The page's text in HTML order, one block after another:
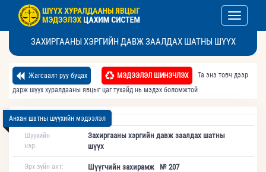
Toggle
ЗАХИРГААНЫ ХЭРГИЙН ДАВЖ ЗААЛДАХ ШАТНЫ ШҮҮХ
Жагсаалт руу буцах МЭДЭЭЛЭЛ ШИНЭЧЛЭХ
Та энэ товч дээр
дарж шүүх хуралдааны явцыг цаг тухайд нь мэдэх боломжтой
Анхан шатны шүүхийн мэдээлэл
Шүүхийн
нэр:
Захиргааны хэргийн давж заалдах шатны
шүүх
Эрх зүйн акт: Шүүгчийн захирамж № 207